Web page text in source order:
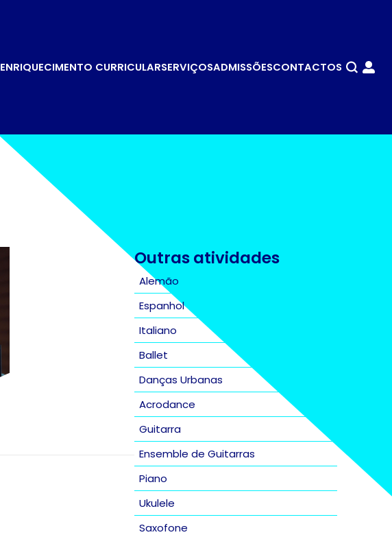
ENRIQUECIMENTO CURRICULARSERVIÇOSADMISSÕESCONTACTOS
Outras atividades
Alemão
Espanhol
Italiano
Ballet
Danças Urbanas
Acrodance
Guitarra
Ensemble de Guitarras
Piano
Ukulele
Saxofone